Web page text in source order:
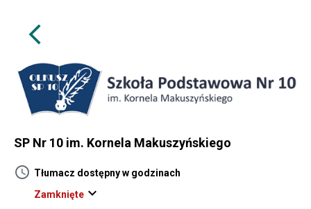
arrow_back_ios
SP Nr 10 im. Kornela Makuszyńskiego
schedule Tłumacz dostępny w godzinach
Zamknięte expand_more